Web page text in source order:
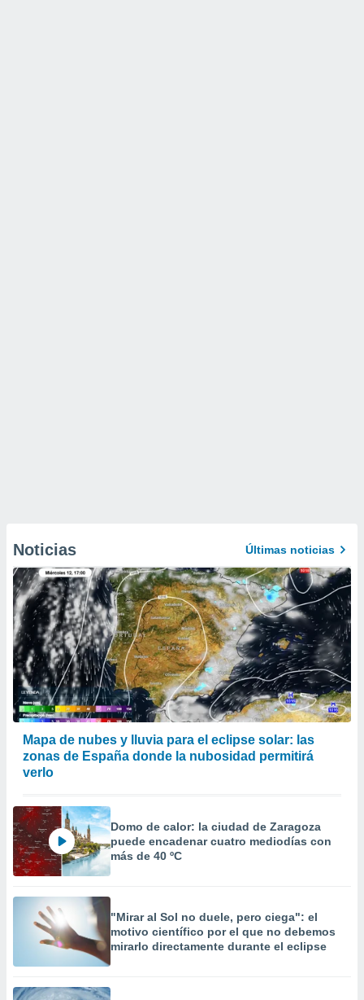
Noticias Últimas noticias
Mapa de nubes y lluvia para el eclipse solar: las
zonas de España donde la nubosidad permitirá
verlo
Domo de calor: la ciudad de Zaragoza
puede encadenar cuatro mediodías con
más de 40 ºC
"Mirar al Sol no duele, pero ciega": el
motivo científico por el que no debemos
mirarlo directamente durante el eclipse